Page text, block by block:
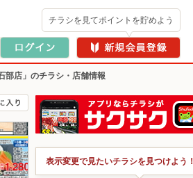
チラシを見てポイントを貯めよう
部店」のチラシ・店舗情報
表示変更で見たいチラシを見つけよう！